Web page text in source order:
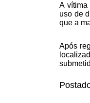
A vítima
uso de
que a
Após